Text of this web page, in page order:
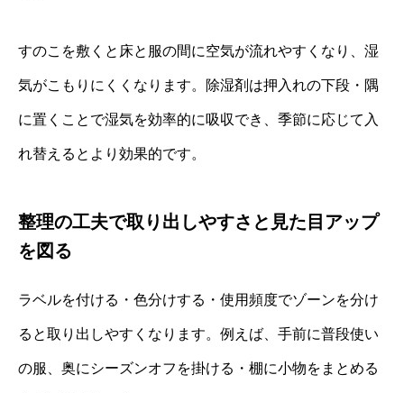
すのこを敷くと床と服の間に空気が流れやすくなり、湿
気がこもりにくくなります。除湿剤は押入れの下段・隅
に置くことで湿気を効率的に吸収でき、季節に応じて入
れ替えるとより効果的です。
整理の工夫で取り出しやすさと見た目アップ
を図る
ラベルを付ける・色分けする・使用頻度でゾーンを分け
ると取り出しやすくなります。例えば、手前に普段使い
の服、奥にシーズンオフを掛ける・棚に小物をまとめる